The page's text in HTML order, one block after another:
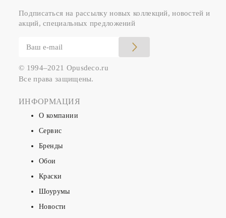
Подписаться на рассылку новых коллекций, новостей и
акций, специальных предложений
© 1994–2021 Opusdeco.ru
Все права защищены.
ИНФОРМАЦИЯ
О компании
Сервис
Бренды
Обои
Краски
Шоурумы
Новости